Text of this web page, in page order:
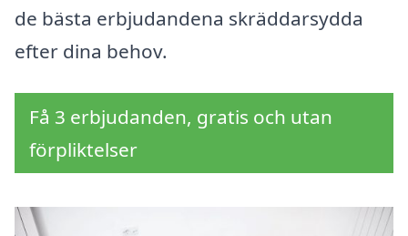
de bästa erbjudandena skräddarsydda
efter dina behov.
Få 3 erbjudanden, gratis och utan
förpliktelser